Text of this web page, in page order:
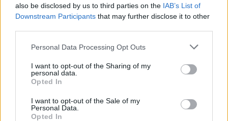
also be disclosed by us to third parties on the IAB’s List of
Downstream Participants that may further disclose it to other
Personal Data Processing Opt Outs
I want to opt-out of the Sharing of my
personal data.
Opted In
I want to opt-out of the Sale of my
Personal Data.
Opted In
Esposa do presidente do PS de Oliveira de
interesses
6/08/2026